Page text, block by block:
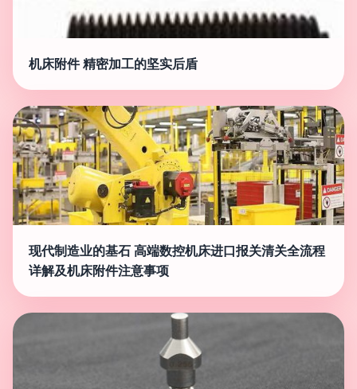
机床附件 精密加工的坚实后盾
现代制造业的基石 高端数控机床进口报关清关全流程
详解及机床附件注意事项